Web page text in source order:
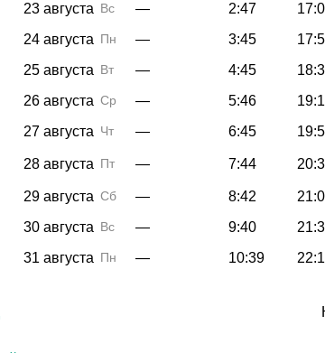
23 августа Вс — 2:47
24 августа Пн — 3:45
25 августа Вт — 4:45
26 августа Ср — 5:46
27 августа Чт — 6:45
28 августа Пт — 7:44
29 августа Сб — 8:42
30 августа Вс — 9:40
31 августа Пн — 10:39